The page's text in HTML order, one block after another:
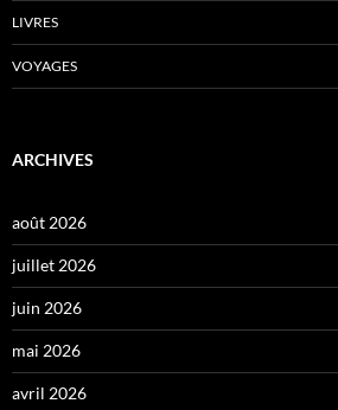
LIVRES
VOYAGES
ARCHIVES
août 2026
juillet 2026
juin 2026
mai 2026
avril 2026